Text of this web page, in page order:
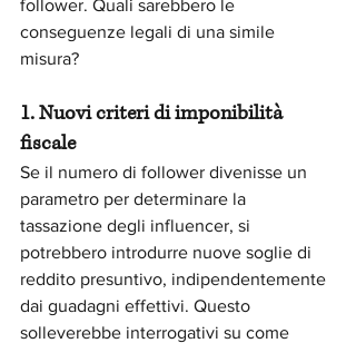
follower. Quali sarebbero le
conseguenze legali di una simile
misura?
1. Nuovi criteri di imponibilità
fiscale
Se il numero di follower divenisse un
parametro per determinare la
tassazione degli influencer, si
potrebbero introdurre nuove soglie di
reddito presuntivo, indipendentemente
dai guadagni effettivi. Questo
solleverebbe interrogativi su come